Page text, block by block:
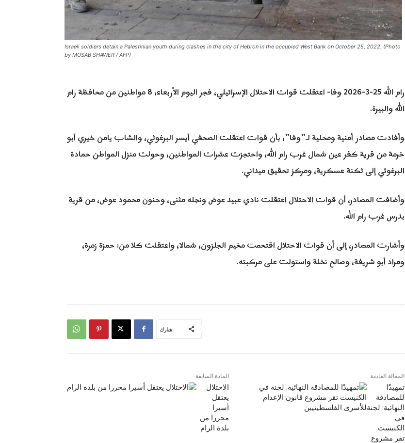
Israeli soldiers detain a Palestinian youth during clashes in the city of Hebron in the occupied West Bank on October 25, 2022. (Photo
by MOSAB SHAWER / AFP)
رام الله 25-3-2026 وفا- اعتقلت قوات الاحتلال الإسرائيلي، فجر اليوم الأربعاء، 8 مواطنين من محافظة رام
الله والبيرة.
وأفادت مصادر أمنية ومحلية لـ”وفا”، بأن قوات اعتقلت الصحفي أيسر البرغوثي، والشاب يامن خيري أبو
خرمة من قرية كفر عين شمال غرب رام الله، واحتجزت عشرات المواطنين، وحولت منزل المواطن حمادة
البرغوثي إلى ثكنة عسكرية، ومركز تحقيق ميداني.
وأضافت المصادر، أن قوات الاحتلال اعتقلت نادي عبيد عوض ونجله مثنى، وحنون محمود عوض، من قرية
بدرس غرب رام الله.
وأشارت المصادر، إلى أن قوات الاحتلال اقتحمت مخيم الجلزون، شمالا، واعتقلت كلا من: حمزة زمرة،
ومراد أبو شريفة، وصالح نخلة واستولت على مركبته.
شارك
المادة السابقة
الاحتلال
يعتقل
أسيرا
محررا من
بلدة الرام
المقالة القادمة
تمهيدًا
للمصادقة
النهائية: لجنة
في
الكنيست
تقر مشروع